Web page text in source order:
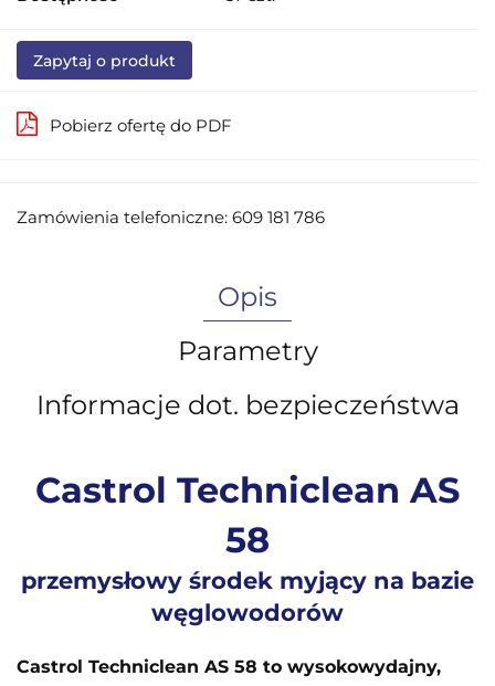
Zapytaj o produkt
Pobierz ofertę do PDF
Zamówienia telefoniczne: 609 181 786
Opis
Parametry
Informacje dot. bezpieczeństwa
Castrol Techniclean AS
58
przemysłowy środek myjący na bazie
węglowodorów
Castrol Techniclean AS 58 to wysokowydajny,